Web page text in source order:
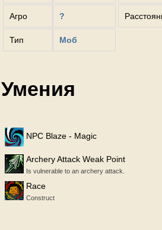
Агро ?
Тип Моб
Умения
NPC Blaze - Magic
Archery Attack Weak Point
Is vulnerable to an archery attack.
Race
Construct